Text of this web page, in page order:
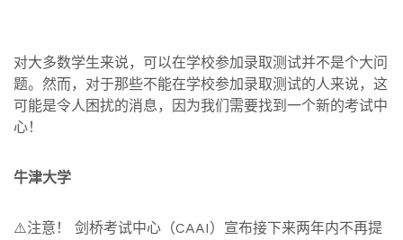
对大多数学生来说，可以在学校参加录取测试并不是个大问
题。然而，对于那些不能在学校参加录取测试的人来说，这
可能是令人困扰的消息，因为我们需要找到一个新的考试中
心！
牛津大学
⚠️注意！ 剑桥考试中心（CAAI）宣布接下来两年内不再提